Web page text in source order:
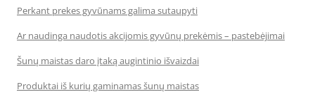
Perkant prekes gyvūnams galima sutaupyti
Ar naudinga naudotis akcijomis gyvūnų prekėmis – pastebėjimai
Šunų maistas daro įtaką augintinio išvaizdai
Produktai iš kurių gaminamas šunų maistas